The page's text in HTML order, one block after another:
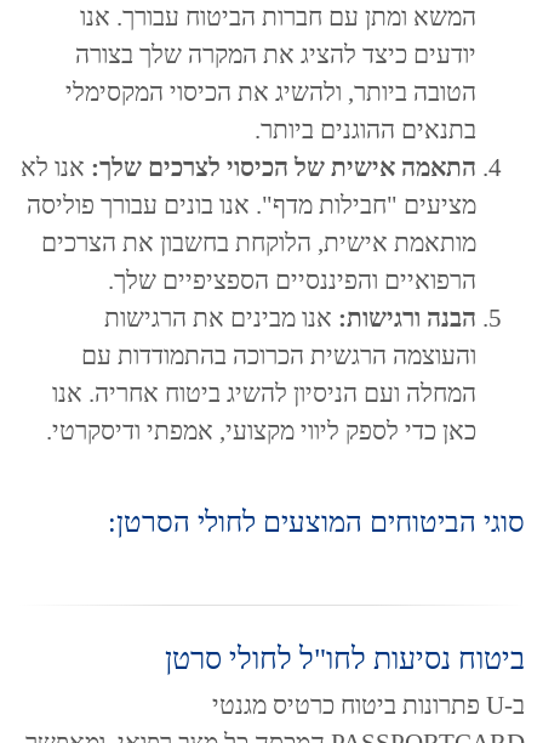
המשא ומתן עם חברות הביטוח עבורך. אנו
יודעים כיצד להציג את המקרה שלך בצורה
הטובה ביותר, ולהשיג את הכיסוי המקסימלי
בתנאים ההוגנים ביותר.
התאמה אישית של הכיסוי לצרכים שלך: אנו לא
מציעים "חבילות מדף". אנו בונים עבורך פוליסה
מותאמת אישית, הלוקחת בחשבון את הצרכים
הרפואיים והפיננסיים הספציפיים שלך.
הבנה ורגישות: אנו מבינים את הרגישות
והעוצמה הרגשית הכרוכה בהתמודדות עם
המחלה ועם הניסיון להשיג ביטוח אחריה. אנו
כאן כדי לספק ליווי מקצועי, אמפתי ודיסקרטי.
סוגי הביטוחים המוצעים לחולי הסרטן:
ביטוח נסיעות לחו"ל לחולי סרטן
ב-U פתרונות ביטוח כרטיס מגנטי